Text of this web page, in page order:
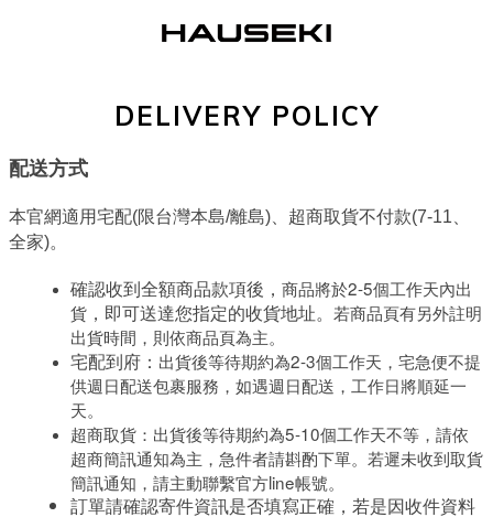
DELIVERY POLICY
配送方式
本官網適用宅配(限台灣本島/離島)、超商取貨不付款(7-11、
全家)。
確認收到全額商品款項後， 商品將於2-5個工作天內出
貨 ，即可送達您指定的收貨地址。 若商品頁有另外註明
出貨時間，則依商品頁為主。
宅配到府： 出貨後等待期約為2-3個工作天，​​宅急便不提
供週日配送包裹服務，如遇週日配送，工作日將順延一
天。
超商取貨：出貨後等待期約為5-10個工作天不等，請依
超商簡訊通知為主，急件者請斟酌下單。若遲未收到取貨
簡訊通知，請主動聯繫官方line帳號。
訂單請確認寄件資訊是否填寫正確，若是因收件資料